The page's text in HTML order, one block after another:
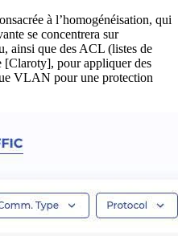
à l’homogénéisation, qui
se concentrera sur
ainsi que des ACL (listes de
[Claroty], pour appliquer des
VLAN pour une protection